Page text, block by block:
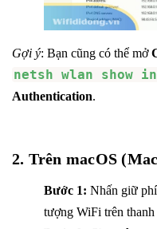
Gợi ý: Bạn cũng có thể mở
netsh wlan show
Authentication.
2. Trên macOS
Bước 1: Nhấn giữ
tượng WiFi trên